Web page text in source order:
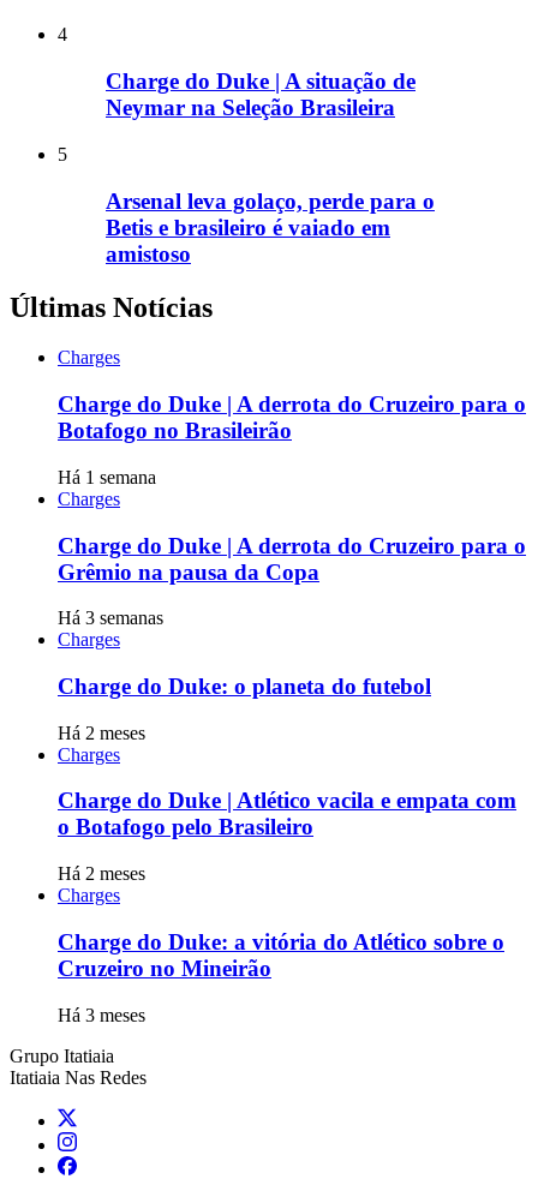
4
Charge do Duke | A situação de
Neymar na Seleção Brasileira
5
Arsenal leva golaço, perde para o
Betis e brasileiro é vaiado em
amistoso
Últimas Notícias
Charges
Charge do Duke | A derrota do Cruzeiro para o
Botafogo no Brasileirão
Há 1 semana
Charges
Charge do Duke | A derrota do Cruzeiro para o
Grêmio na pausa da Copa
Há 3 semanas
Charges
Charge do Duke: o planeta do futebol
Há 2 meses
Charges
Charge do Duke | Atlético vacila e empata com
o Botafogo pelo Brasileiro
Há 2 meses
Charges
Charge do Duke: a vitória do Atlético sobre o
Cruzeiro no Mineirão
Há 3 meses
Grupo Itatiaia
Itatiaia Nas Redes